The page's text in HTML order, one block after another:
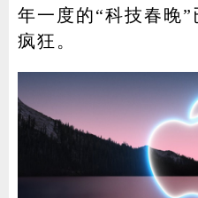
登录
年一度的“科技春晚
疯狂。